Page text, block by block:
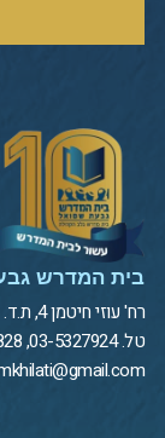
בית המדרש
רח' עוזי חיטמן 4, ת.ד. 126 גבעת שמואל
טל. 03-5327924, 052-7203828